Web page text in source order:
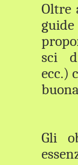
Oltre
sci
ecc.)
Gli